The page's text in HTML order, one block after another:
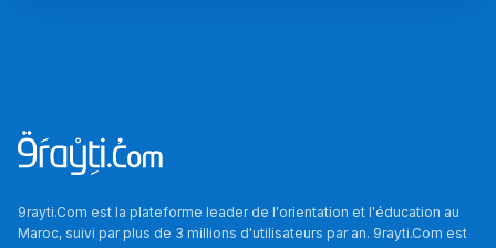
9rayti.Com est la plateforme leader de l'orientation et l'éducation au
Maroc, suivi par plus de 3 millions d'utilisateurs par an. 9rayti.Com est